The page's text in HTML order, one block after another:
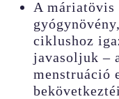
A máriatövis
ciklushoz
javasoljuk –
menstruáció